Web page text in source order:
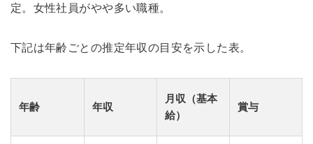
定。女性社員がやや多い職種。
下記は年齢ごとの推定年収の目安を示した表。
年齢 年収
月収（基本
給）
賞与